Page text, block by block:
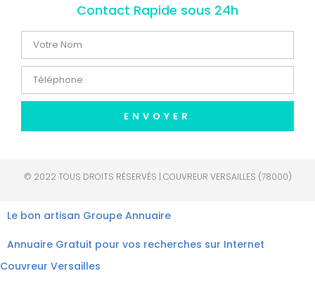
Contact Rapide sous 24h
ENVOYER
© 2022 TOUS DROITS RÉSERVÉS | COUVREUR VERSAILLES (78000)
Le bon artisan Groupe Annuaire
Annuaire Gratuit pour vos recherches sur Internet
Couvreur Versailles